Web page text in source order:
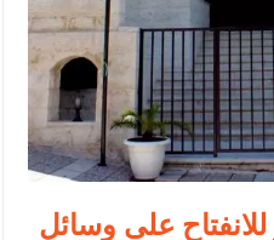
يلتقي مجموعة من رفاق السلاح
اتصالا هاتفيا من العاهل البحريني
مبارك ومزيدا من التوفيق
مبارك وبكم تزهو المناصب